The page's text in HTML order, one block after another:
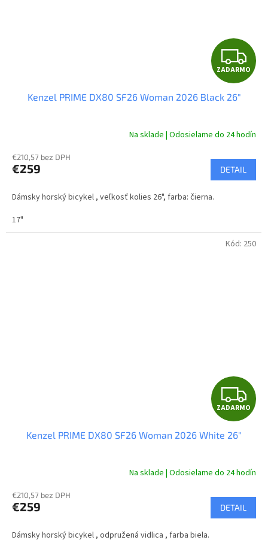
Z
A
A
R
M
ZADARMO
Kenzel PRIME DX80 SF26 Woman 2026 Black 26"
Na sklade | Odosielame do 24 hodín
€210,57 bez DPH
€259 DETAIL
Dámsky horský bicykel , veľkosť kolies 26", farba: čierna.
17"
Z
A
A
R
M
ZADARMO
Kenzel PRIME DX80 SF26 Woman 2026 White 26"
Na sklade | Odosielame do 24 hodín
€210,57 bez DPH
€259 DETAIL
Dámsky horský bicykel , odpružená vidlica , farba biela.
Kód: 250